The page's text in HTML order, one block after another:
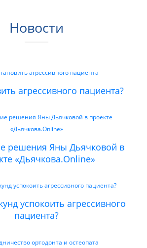
Новости
агрессивного пациента?
решения Яны Дьячковой в
«Дьячкова.Online»
успокоить агрессивного
пациента?